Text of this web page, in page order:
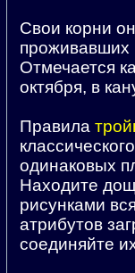
Свои корни
Отмечается
октября, в
Правила
одинаковых
Находите
рисунками
атрибутов
соединяйте